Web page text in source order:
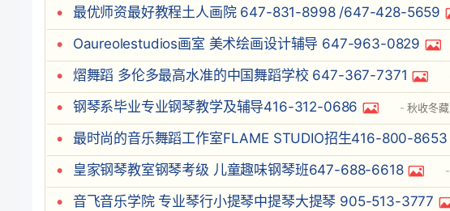
最优师资最好教程土人画院 647-831-8998 /647-428-5659
Oaureolestudios画室 美术绘画设计辅导 647-963-0829
熠舞蹈 多伦多最高水准的中国舞蹈学校 647-367-7371
钢琴系毕业专业钢琴教学及辅导416-312-0686 秋收冬藏
最时尚的音乐舞蹈工作室FLAME STUDIO招生416-800-8653
皇家钢琴教室钢琴考级 儿童趣味钢琴班647-688-6618
音飞音乐学院 专业琴行小提琴中提琴大提琴 905-513-3777